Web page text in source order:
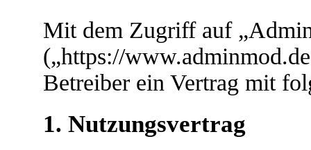
Mit dem Zugriff auf
(„https://
Betreiber ein Vertrag mit
1. Nutzungsvertrag